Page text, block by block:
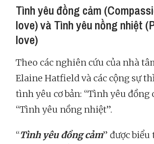
Tình yêu đồng cảm
love) và Tình yêu nồng nhiệt
love)
Theo các nghiên cứu của nhà
Elaine Hatfield và các cộng sự
tình yêu cơ bản: “Tình yêu đồng
“Tình yêu nồng nhiệt”.
“Tình yêu đồng cảm” được biểu